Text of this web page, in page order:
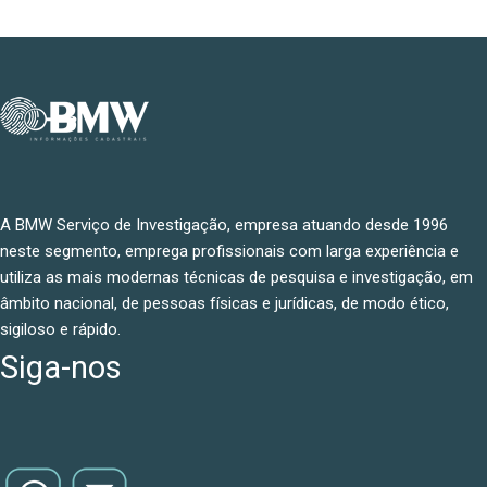
A BMW Serviço de Investigação, empresa atuando desde 1996
neste segmento, emprega profissionais com larga experiência e
utiliza as mais modernas técnicas de pesquisa e investigação, em
âmbito nacional, de pessoas físicas e jurídicas, de modo ético,
sigiloso e rápido.
Siga-nos